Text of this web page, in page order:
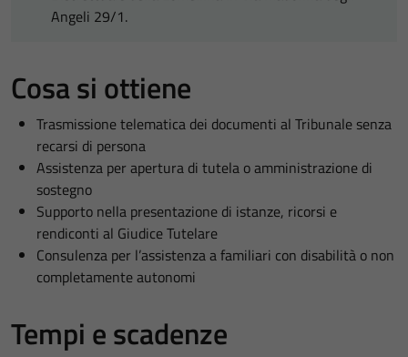
Angeli 29/1.
Cosa si ottiene
Trasmissione telematica dei documenti al Tribunale senza
recarsi di persona
Assistenza per apertura di tutela o amministrazione di
sostegno
Supporto nella presentazione di istanze, ricorsi e
rendiconti al Giudice Tutelare
Consulenza per l’assistenza a familiari con disabilità o non
completamente autonomi
Tempi e scadenze